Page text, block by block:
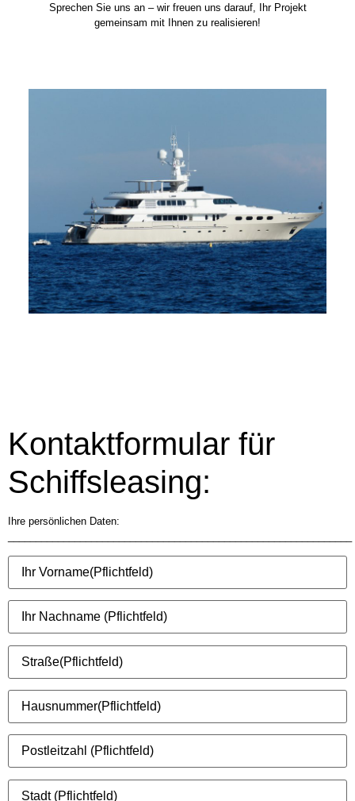
Sprechen Sie uns an – wir freuen uns darauf, Ihr Projekt
gemeinsam mit Ihnen zu realisieren!
Kontaktformular für
Schiffsleasing:
Ihre persönlichen Daten: